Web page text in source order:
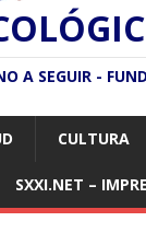
A SEGUIR -
CULTURA
SXXI.NET –